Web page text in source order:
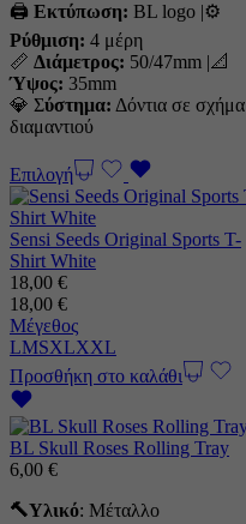
🖨️ Εκτύπωση: BL logo |⚙️
Ρύθμιση: 4 μέρη
📏 Διάμετρος: 50/47mm |📐
Ύψος: 35mm
💎 Σύστημα: Δόντια σε σχήμα
διαμαντιού
Επιλογή
Sensi Seeds Original Sports T-
Shirt White
18,00 €
18,00 €
Μέγεθος
LMSXLXXL
Προσθήκη στο καλάθι
BL Skull Roses Rolling Tray
6,00 €
🔨Υλικό: Mέταλλο